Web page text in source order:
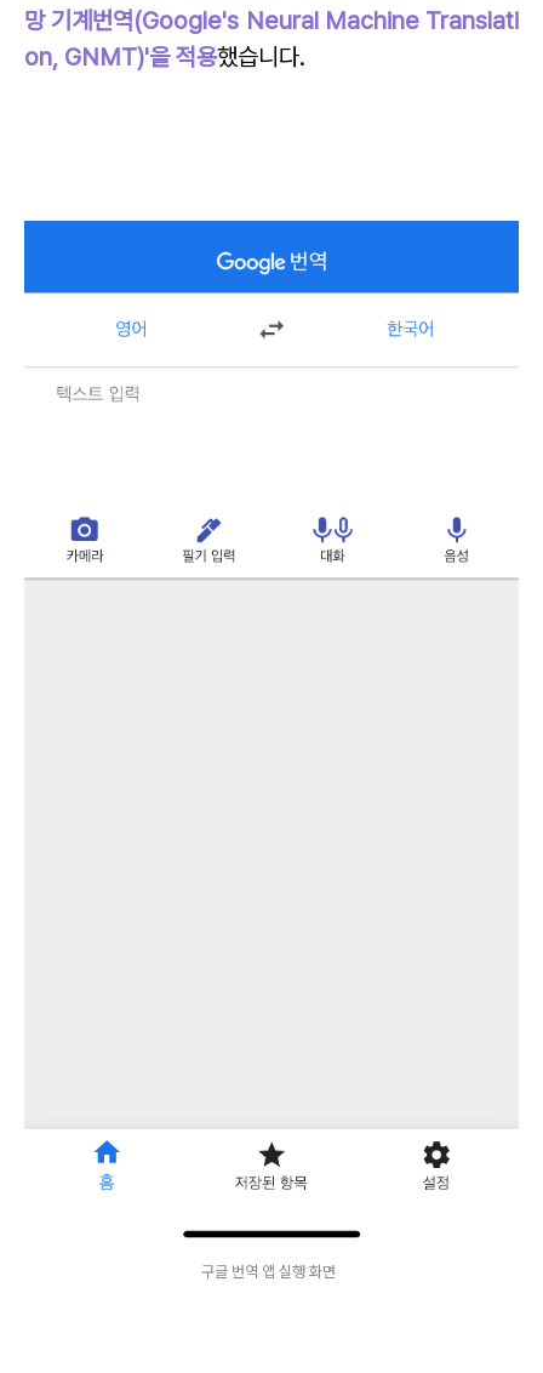
망 기계번역(Google's Neural Machine Translati
on, GNMT)'을 적용했습니다.
구글 번역 앱 실행 화면